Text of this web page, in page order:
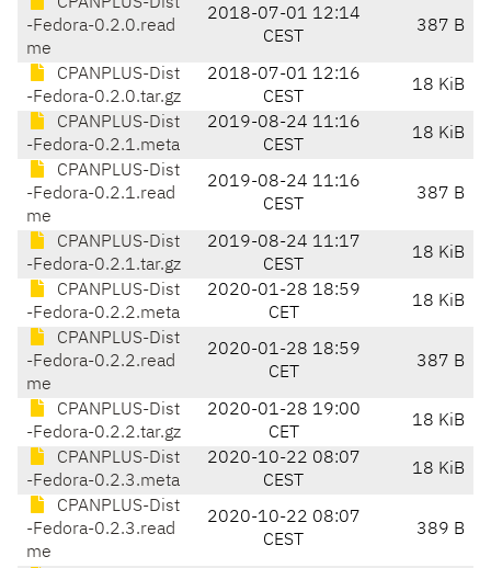
-Fedora-0.2.0.read
me
2018-07-01 12:14
CEST
387 B
CPANPLUS-Dist
-Fedora-0.2.0.tar.gz
2018-07-01 12:16
CEST
18 KiB
CPANPLUS-Dist
-Fedora-0.2.1.meta
2019-08-24 11:16
CEST
18 KiB
CPANPLUS-Dist
-Fedora-0.2.1.read
me
2019-08-24 11:16
CEST
387 B
CPANPLUS-Dist
-Fedora-0.2.1.tar.gz
2019-08-24 11:17
CEST
18 KiB
CPANPLUS-Dist
-Fedora-0.2.2.meta
2020-01-28 18:59
CET
18 KiB
CPANPLUS-Dist
-Fedora-0.2.2.read
me
2020-01-28 18:59
CET
387 B
CPANPLUS-Dist
-Fedora-0.2.2.tar.gz
2020-01-28 19:00
CET
18 KiB
CPANPLUS-Dist
-Fedora-0.2.3.meta
2020-10-22 08:07
CEST
18 KiB
CPANPLUS-Dist
-Fedora-0.2.3.read
me
2020-10-22 08:07
CEST
389 B